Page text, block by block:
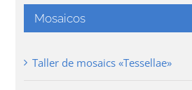
Mosaicos
Taller de mosaics «Tessellae»